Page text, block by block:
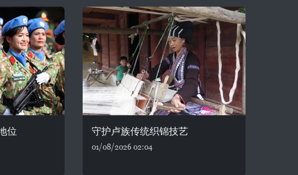
位 守护卢族传统织锦技艺
01/08/2026 02:04